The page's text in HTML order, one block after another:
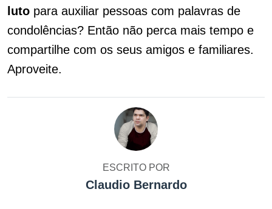
luto para auxiliar pessoas com palavras de
condolências? Então não perca mais tempo e
compartilhe com os seus amigos e familiares.
Aproveite.
ESCRITO POR
Claudio Bernardo